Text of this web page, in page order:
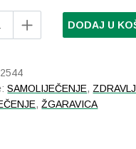
DODAJ U
SAMOLIJEČENJE,
,ŽGARAVICA